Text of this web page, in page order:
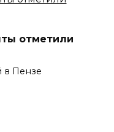
отметили
в Пензе